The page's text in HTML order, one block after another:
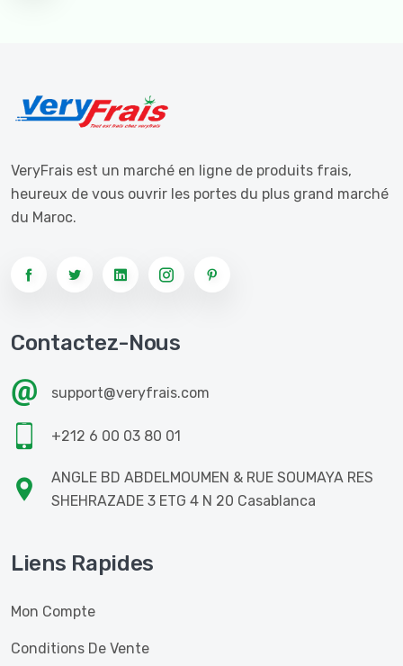
VeryFrais est un marché en ligne de produits frais,
heureux de vous ouvrir les portes du plus grand marché
du Maroc.
Contactez-Nous
support@veryfrais.com
+212 6 00 03 80 01
ANGLE BD ABDELMOUMEN & RUE SOUMAYA RES
SHEHRAZADE 3 ETG 4 N 20 Casablanca
Liens Rapides
Mon Compte
Conditions De Vente